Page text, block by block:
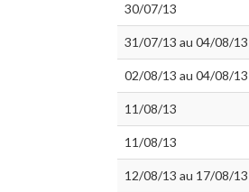
30/07/13
31/07/13 au 04/08/13
02/08/13 au 04/08/13
11/08/13
11/08/13
12/08/13 au 17/08/13